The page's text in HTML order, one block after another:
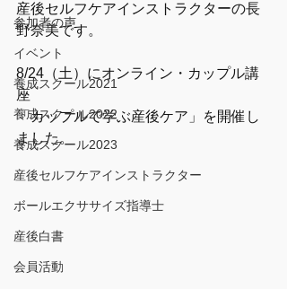
参加者の声
イベント
養成スクール2021
養成スクール2022
養成スクール2023
産後セルフケアインストラクター
ボールエクササイズ指導士
産後白書
会員活動
産後セルフケアインストラクターの長
野奈美です。
8/24（土）にオンライン・カップル講
座
「カップルで学ぶ産後ケア」を開催し
ました。